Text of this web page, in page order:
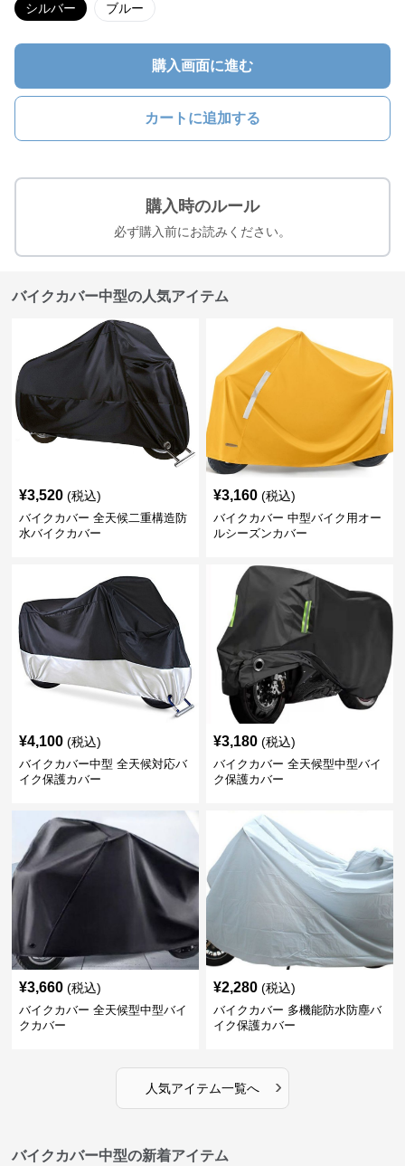
シルバー ブルー
購入画面に進む
カートに追加する
購入時のルール
必ず購入前にお読みください。
バイクカバー中型の人気アイテム
¥3,520 (税込)
バイクカバー 全天候二重構造防
水バイクカバー
¥3,160 (税込)
バイクカバー 中型バイク用オー
ルシーズンカバー
¥4,100 (税込)
バイクカバー中型 全天候対応バ
イク保護カバー
¥3,180 (税込)
バイクカバー 全天候型中型バイ
ク保護カバー
¥3,660 (税込)
バイクカバー 全天候型中型バイ
クカバー
¥2,280 (税込)
バイクカバー 多機能防水防塵バ
イク保護カバー
人気アイテム一覧へ ›
バイクカバー中型の新着アイテム